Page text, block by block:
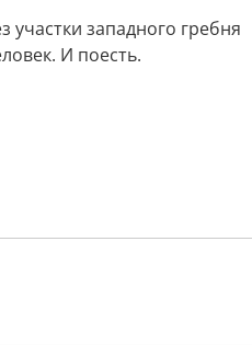
западного гребня
И поесть.